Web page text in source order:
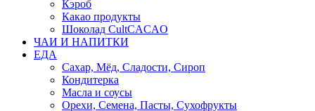
Кэроб
Какао продукты
Шоколад CultCACAO
ЧАИ И НАПИТКИ
ЕДА
Сахар, Мёд, Сладости, Сироп
Кондитерка
Масла и соусы
Орехи, Семена, Пасты, Сухофрукты